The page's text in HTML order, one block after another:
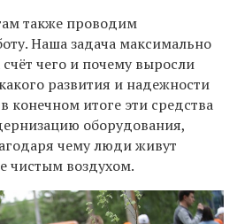
также проводим
Наша задача максимально
чего и почему выросли
развития и надежности
конечном итоге эти средства
оборудования,
чему люди живут
чистым воздухом.